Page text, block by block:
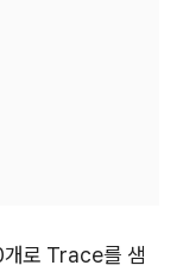
로 Trace를 샘